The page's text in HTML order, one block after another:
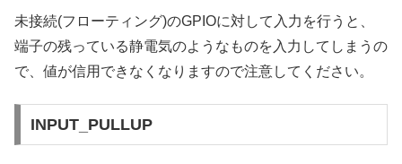
未接続(フローティング)のGPIOに対して入力を行うと、
端子の残っている静電気のようなものを入力してしまうの
で、値が信用できなくなりますので注意してください。
INPUT_PULLUP